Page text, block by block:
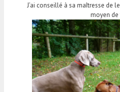
J’ai conseillé à sa maîtresse de
moyen de